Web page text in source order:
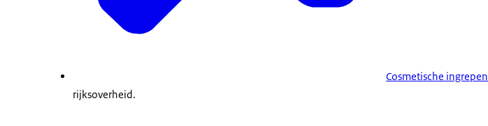
Cosmetische ingrepen
rijksoverheid.